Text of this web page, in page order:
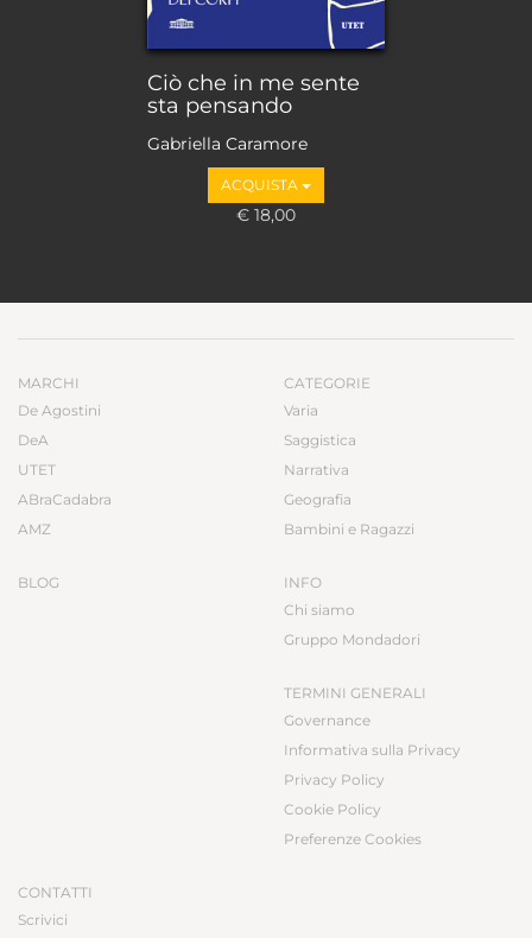
Ciò che in me sente
sta pensando
Gabriella Caramore
ACQUISTA
€ 18,00
MARCHI
De Agostini
DeA
UTET
ABraCadabra
AMZ
BLOG
CATEGORIE
Varia
Saggistica
Narrativa
Geografia
Bambini e Ragazzi
INFO
Chi siamo
Gruppo Mondadori
TERMINI GENERALI
Governance
Informativa sulla Privacy
Privacy Policy
Cookie Policy
Preferenze Cookies
CONTATTI
Scrivici